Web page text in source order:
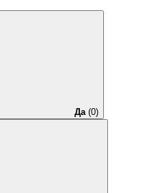
Да(0)